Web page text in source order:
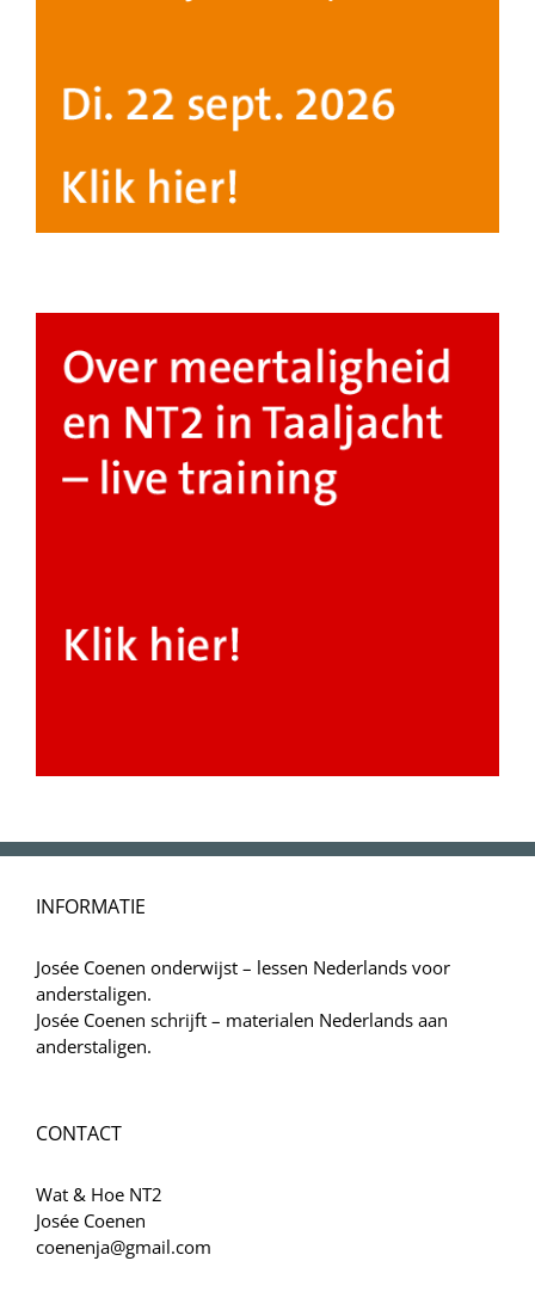
INFORMATIE
Josée Coenen onderwijst – lessen Nederlands voor
anderstaligen.
Josée Coenen schrijft – materialen Nederlands aan
anderstaligen.
CONTACT
Wat & Hoe NT2
Josée Coenen
coenenja@gmail.com